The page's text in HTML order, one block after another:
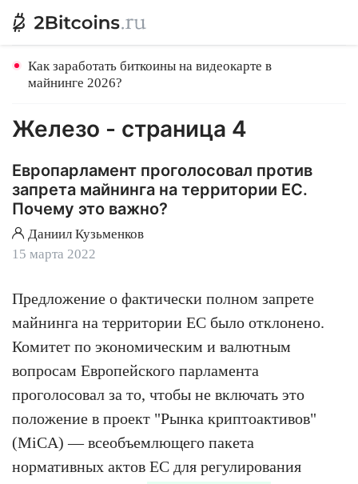
Как заработать биткоины на видеокарте в
майнинге 2026?
Железо - страница 4
Европарламент проголосовал против
запрета майнинга на территории ЕС.
Почему это важно?
Даниил Кузьменков
15 марта 2022
Предложение о фактически полном запрете
майнинга на территории ЕС было отклонено.
Комитет по экономическим и валютным
вопросам Европейского парламента
проголосовал за то, чтобы не включать это
положение в проект "Рынка криптоактивов"
(MiCA) — всеобъемлющего пакета
нормативных актов ЕС для регулирования